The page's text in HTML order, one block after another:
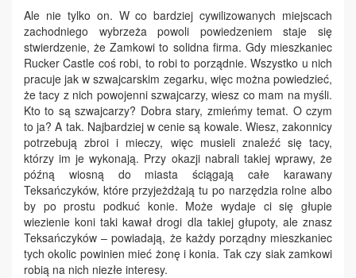
Ale nie tylko on. W co bardziej cywilizowanych miejscach
zachodniego wybrzeża powoli powiedzeniem staje się
stwierdzenie, że Zamkowi to solidna firma. Gdy mieszkaniec
Rucker Castle coś robi, to robi to porządnie. Wszystko u nich
pracuje jak w szwajcarskim zegarku, więc można powiedzieć,
że tacy z nich powojenni szwajcarzy, wiesz co mam na myśli.
Kto to są szwajcarzy? Dobra stary, zmieńmy temat. O czym
to ja? A tak. Najbardziej w cenie są kowale. Wiesz, zakonnicy
potrzebują zbroi i mieczy, więc musieli znaleźć się tacy,
którzy im je wykonają. Przy okazji nabrali takiej wprawy, że
późną wiosną do miasta ściągają całe karawany
Teksańczyków, które przyjeżdżają tu po narzędzia rolne albo
by po prostu podkuć konie. Może wydaje ci się głupie
wiezienie koni taki kawał drogi dla takiej głupoty, ale znasz
Teksańczyków – powiadają, że każdy porządny mieszkaniec
tych okolic powinien mieć żonę i konia. Tak czy siak zamkowi
robią na nich niezłe interesy.